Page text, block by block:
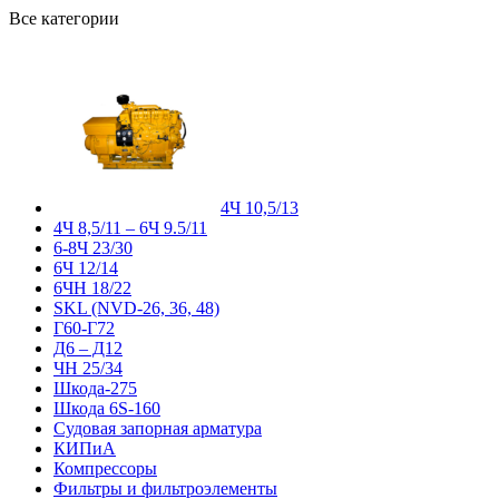
Все категории
4Ч 10,5/13
4Ч 8,5/11 – 6Ч 9.5/11
6-8Ч 23/30
6Ч 12/14
6ЧН 18/22
SKL (NVD-26, 36, 48)
Г60-Г72
Д6 – Д12
ЧН 25/34
Шкода-275
Шкода 6S-160
Судовая запорная арматура
КИПиА
Компрессоры
Фильтры и фильтроэлементы